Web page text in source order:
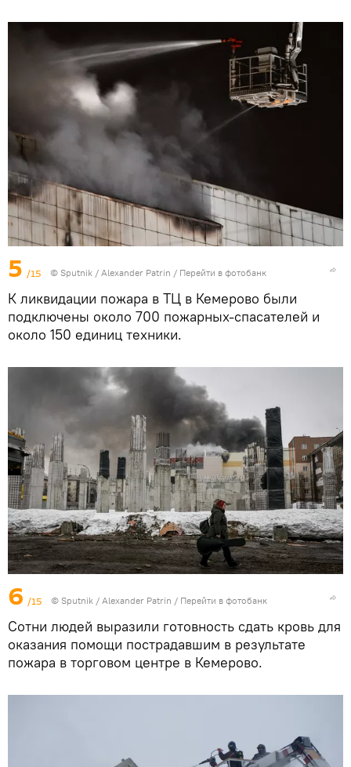
5 /15 © Sputnik / Alexander Patrin / Перейти в фотобанк
К ликвидации пожара в ТЦ в Кемерово были
подключены около 700 пожарных-спасателей и
около 150 единиц техники.
6 /15 © Sputnik / Alexander Patrin / Перейти в фотобанк
Сотни людей выразили готовность сдать кровь для
оказания помощи пострадавшим в результате
пожара в торговом центре в Кемерово.